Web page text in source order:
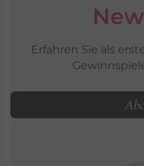
Erfahren Sie als